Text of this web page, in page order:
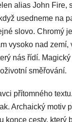
alias John
usedneme na
slovo. Chromý
vysoko nad
nás řídí.
směřování.
přítomného
Archaický motiv
konce cesty,